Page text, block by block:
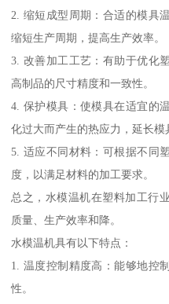
2. 缩短成型周期：合适的模具
缩短生产周期，提高生产效率。
3. 改善加工工艺：有助于优化
高制品的尺寸精度和一致性。
4. 保护模具：使模具在适宜的
化过大而产生的热应力，延长模
5. 适应不同材料：可根据不同
度，以满足材料的加工要求。
总之，水模温机在塑料加工行
质量、生产效率和降。
水模温机具有以下特点：
1. 温度控制精度高：能够地控
性。